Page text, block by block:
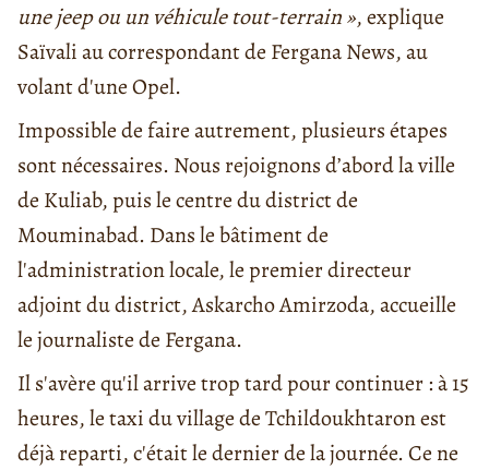
une jeep ou un véhicule tout-terrain », explique
Saïvali au correspondant de Fergana News, au
volant d'une Opel.
Impossible de faire autrement, plusieurs étapes
sont nécessaires. Nous rejoignons d’abord la ville
de Kuliab, puis le centre du district de
Mouminabad. Dans le bâtiment de
l'administration locale, le premier directeur
adjoint du district, Askarcho Amirzoda, accueille
le journaliste de Fergana.
Il s'avère qu'il arrive trop tard pour continuer : à 15
heures, le taxi du village de Tchildoukhtaron est
déjà reparti, c'était le dernier de la journée. Ce ne